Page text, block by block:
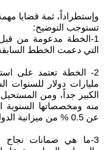
وإستطراداً، ثمة قضايا
تستوجب التوضيح:
1-الخطة مدعومة من قبل
التي دعمت الخطط
مليارات دولار للسنوات
الكبير جداً، ومن
منه ومخصصاتها السنوية
عن 0.5 % من ميزانية الدولة ؟
3-ما هي ضمانات نجاح